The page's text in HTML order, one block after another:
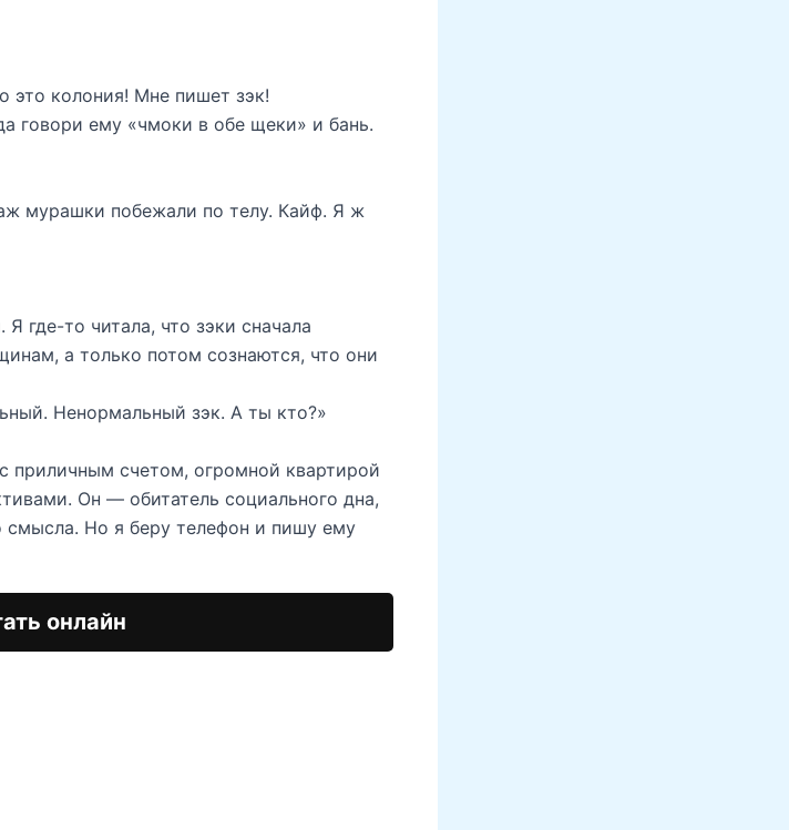
это колония! Мне пишет зэк!
говори ему «чмоки в обе щеки» и бань.
мурашки побежали по телу. Кайф. Я ж
где-то читала, что зэки сначала
а только потом сознаются, что они
Ненормальный зэк. А ты кто?»
приличным счетом, огромной квартирой
Он — обитатель социального дна,
смысла. Но я беру телефон и пишу ему
онлайн